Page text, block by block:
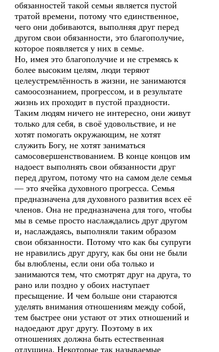
обязанностей такой семьи является пустой
тратой времени, потому что единственное,
чего они добиваются, выполняя друг перед
другом свои обязанности, это благополучие,
которое появляется у них в семье.
Но, имея это благополучие и не стремясь к
более высоким целям, люди теряют
целеустремлённость в жизни, не занимаются
самоосознанием, прогрессом, и в результате
жизнь их проходит в пустой праздности.
Таким людям ничего не интересно, они живут
только для себя, в своё удовольствие, и не
хотят помогать окружающим, не хотят
служить Богу, не хотят заниматься
самосовершенствованием. В конце концов им
надоест выполнять свои обязанности друг
перед другом, потому что на самом деле семья
— это ячейка духовного прогресса. Семья
предназначена для духовного развития всех её
членов. Она не предназначена для того, чтобы
мы в семье просто наслаждались друг другом
и, наслаждаясь, выполняли таким образом
свои обязанности. Потому что как бы супруги
не нравились друг другу, как бы они не были
бы влюблены, если они оба только и
занимаются тем, что смотрят друг на друга, то
рано или поздно у обоих наступает
пресыщение. И чем больше они стараются
уделять внимания отношениям между собой,
тем быстрее они устают от этих отношений и
надоедают друг другу. Поэтому в их
отношениях должна быть естественная
отдушина. Некоторые так называемые